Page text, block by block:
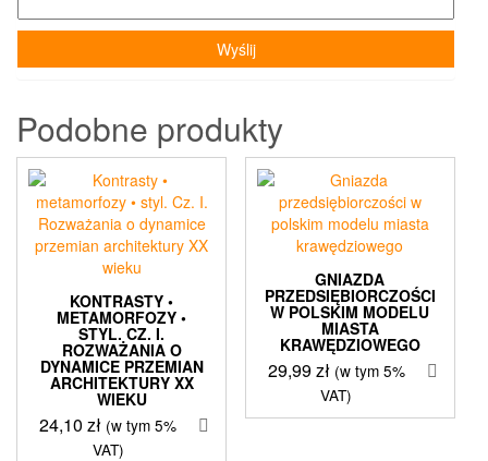
Podobne produkty
KONTRASTY •
METAMORFOZY •
STYL. CZ. I.
ROZWAŻANIA O
DYNAMICE PRZEMIAN
ARCHITEKTURY XX
WIEKU
24,10zł (w tym 5%
VAT)
GNIAZDA
PRZEDSIĘBIORCZOŚCI
W POLSKIM MODELU
MIASTA
KRAWĘDZIOWEGO
29,99zł (w tym 5%
VAT)